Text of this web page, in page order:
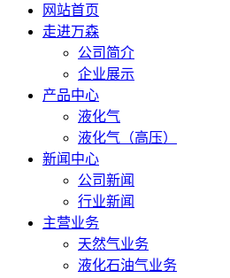
网站首页
走进万森
公司简介
企业展示
产品中心
液化气
液化气（高压）
新闻中心
公司新闻
行业新闻
主营业务
天然气业务
液化石油气业务